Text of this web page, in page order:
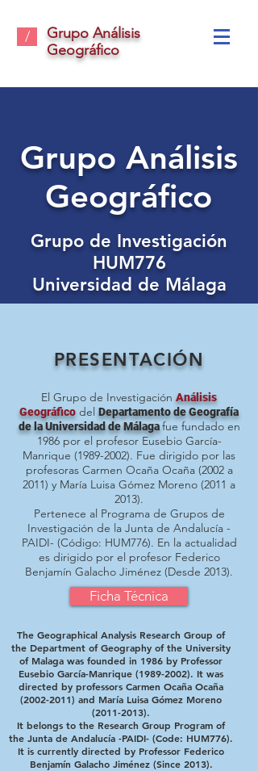
/
Grupo Análisis
Geográfico
Grupo Análisis
Geográfico
Grupo de Investigación
HUM776
Universidad de Málaga
PRESENTACIÓN
El Grupo de Investigación Análisis
Geográfico delDepartamento de Geografía
de la Universidad de Málaga fue fundado en
1986 por el profesor Eusebio García-
Manrique (1989-2002). Fue dirigido por las
profesoras Carmen Ocaña Ocaña (2002 a
2011) y María Luisa Gómez Moreno (2011 a
2013).
Pertenece al Programa de Grupos de
Investigación de la Junta de Andalucía -
PAIDI- (Código: HUM776). En la actualidad
es dirigido por el profesor Federico
Benjamín Galacho Jiménez (Desde 2013).
Ficha Técnica
The Geographical Analysis Research Group of
the Department of Geography of the University
of Malaga was founded in 1986 by Professor
Eusebio García-Manrique (1989-2002). It was
directed by professors Carmen Ocaña Ocaña
(2002-2011) and María Luisa Gómez Moreno
(2011-2013).
It belongs to the Research Group Program of
the Junta de Andalucía -PAIDI- (Code: HUM776).
It is currently directed by Professor Federico
Benjamín Galacho Jiménez (Since 2013).